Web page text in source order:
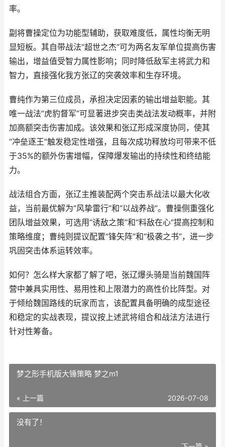
率。
副将曹操定位为功能型辅助，获取难度低，属性均衡无明
显短板。其自带战法“超世之杰”可为两名友军单位提高伤害
输出，增益值受智力属性影响；同时降低敌军主将武力和
智力，直接强化我方张辽的突袭效率和生存环境。
曹纯作为第三位成员，承担决定因素的输出增益职能。其
唯一战法“虎豹督军”可显著进步突击类战法发动概率，并附
加高额突击伤害加成。该效果和张辽形成深度协同，使其
“冲垒逐王”触发稳定性增强，且每次成功释放均可带来不低
于35%的额外伤害增幅，保障爆发输出的持续性和终结能
力。
战法组合方面，张辽主推装配两个突击系战法以最大化收
益，当前最优解为“风挚雷行”和“以战养战”。曹操侧重强化
团队增益效果，可选用“诱敌之策”和“料敌在心”提高控制和
策略维度；曹纯则提议配置“锋矢阵”和“极袭之书”，进一步
巩固突击体系运转效率。
如何？怎么样大家都了解了吧，张辽爆头骑是当前魏国阵
营中兼具实用性、易用性和上限潜力的高性价比阵型。对
于倾给魏国路线的玩家而言，该配置具备明确的成型途径
和稳定的实战表现，提议按上述武将组合和战法方法进行
针对性筹备。
梦之形手机版大锤策略 梦之m1
« 上一篇 2026-07-08
没有了！